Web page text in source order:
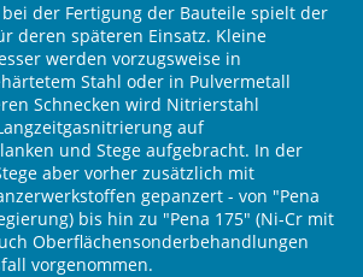
der Fertigung der Bauteile spielt der
deren späteren Einsatz. Kleine
werden vorzugsweise in
Stahl oder in Pulvermetall
Schnecken wird Nitrierstahl
auf
und Stege aufgebracht. In der
aber vorher zusätzlich mit
gepanzert - von "Pena
bis hin zu "Pena 175" (Ni-Cr mit
Oberflächensonderbehandlungen
vorgenommen.